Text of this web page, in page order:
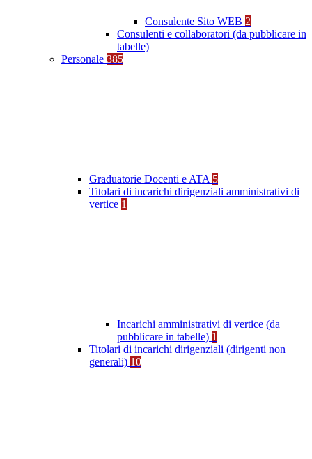
Consulente Sito WEB 2
Consulenti e collaboratori (da pubblicare in
tabelle)
Personale 385
Graduatorie Docenti e ATA 5
Titolari di incarichi dirigenziali amministrativi di
vertice 1
Incarichi amministrativi di vertice (da
pubblicare in tabelle) 1
Titolari di incarichi dirigenziali (dirigenti non
generali) 10